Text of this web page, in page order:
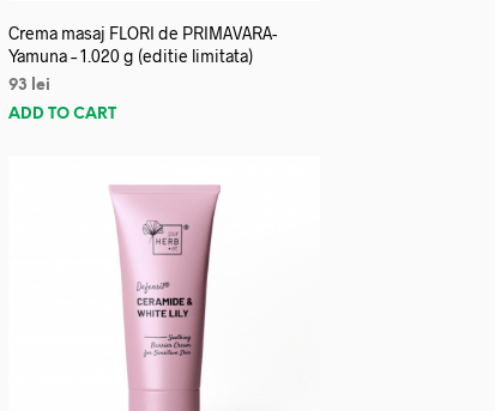
Crema masaj FLORI de PRIMAVARA-
Yamuna – 1.020 g (editie limitata)
93
lei
ADD TO CART